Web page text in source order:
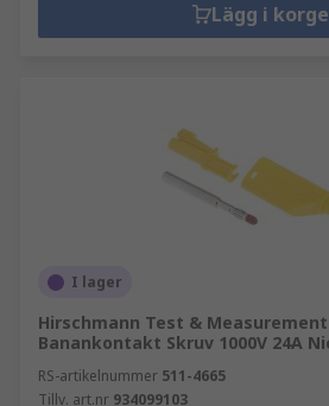
Lägg i
I lager
Hirschmann Test & Measurement
Banankontakt Skruv 1000V 24A
RS-artikelnummer 511-4665
Tillv. art.nr 934099103